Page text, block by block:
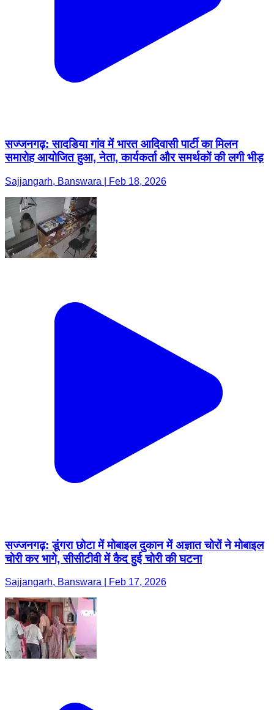
सज्जनगढ़: सादडिया गांव में भारत आदिवासी पार्टी का मिलन
समारोह आयोजित हुआ, नेता, कार्यकर्ता और समर्थकों की लगी भीड़
Sajjangarh, Banswara | Feb 18, 2026
सज्जनगढ़: डूंगरा छोटा में मोबाइल दुकान में अज्ञात चोरों ने मोबाइल
चोरी कर भागे, सीसीटीवी में कैद हुई चोरी की घटना
Sajjangarh, Banswara | Feb 17, 2026